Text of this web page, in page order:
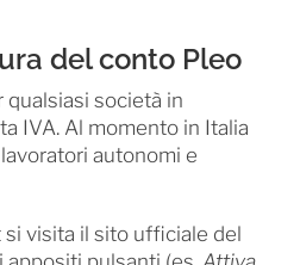
del conto Pleo
società in
IVA. Al momento in Italia
autonomi e
si visita il sito ufficiale del